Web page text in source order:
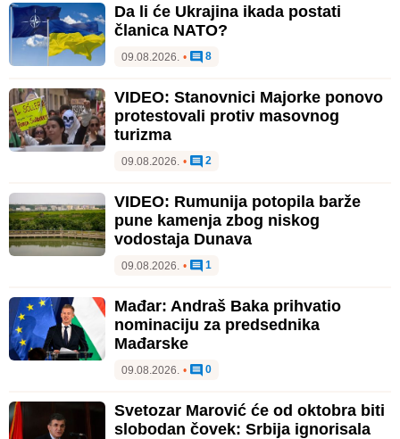
Da li će Ukrajina ikada postati
članica NATO?
09.08.2026. • 8
VIDEO: Stanovnici Majorke ponovo
protestovali protiv masovnog
turizma
09.08.2026. • 2
VIDEO: Rumunija potopila barže
pune kamenja zbog niskog
vodostaja Dunava
09.08.2026. • 1
Mađar: Andraš Baka prihvatio
nominaciju za predsednika
Mađarske
09.08.2026. • 0
Svetozar Marović će od oktobra biti
slobodan čovek: Srbija ignorisala